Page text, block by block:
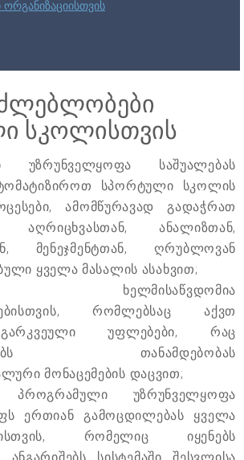
სკოლისთვის
უზრუნველყოფა საშუალებას
სპორტული სკოლის
ამომწურავად გადაჭრათ
აღრიცხვასთან, ანალიზთან,
მენეჯმენტთან, ღრუბლოვან
ყველა მასალის ასახვით;
ხელმისაწვდომია
რომლებსაც აქვთ
უფლებები, რაც
თანამდებობას
მონაცემების დაცვით;
პროგრამული უზრუნველყოფა
ერთიან გამოცდილებას ყველა
რომელიც იყენებს